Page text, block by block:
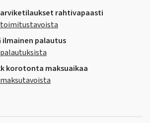
rahtivapaasti
toimitustavoista
ilmainen palautus
korotonta maksuaikaa